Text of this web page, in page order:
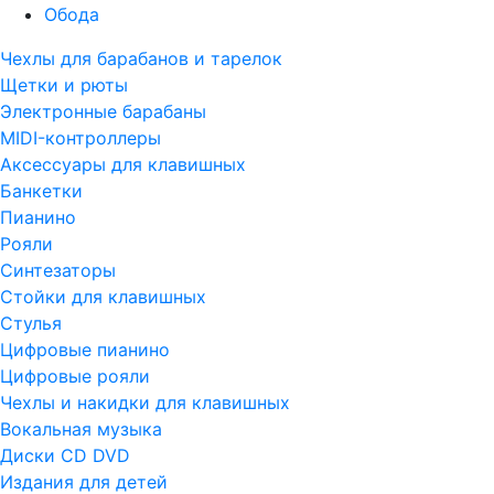
Обода
Чехлы для барабанов и тарелок
Щетки и рюты
Электронные барабаны
MIDI-контроллеры
Аксессуары для клавишных
Банкетки
Пианино
Рояли
Синтезаторы
Стойки для клавишных
Стулья
Цифровые пианино
Цифровые рояли
Чехлы и накидки для клавишных
Вокальная музыка
Диски CD DVD
Издания для детей